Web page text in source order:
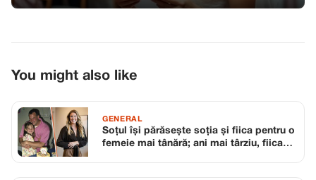
You might also like
GENERAL
Soțul își părăsește soția și fiica pentru o
femeie mai tânără; ani mai târziu, fiica